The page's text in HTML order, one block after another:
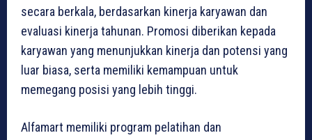
secara berkala, berdasarkan kinerja karyawan dan
evaluasi kinerja tahunan. Promosi diberikan kepada
karyawan yang menunjukkan kinerja dan potensi yang
luar biasa, serta memiliki kemampuan untuk
memegang posisi yang lebih tinggi.
Alfamart memiliki program pelatihan dan